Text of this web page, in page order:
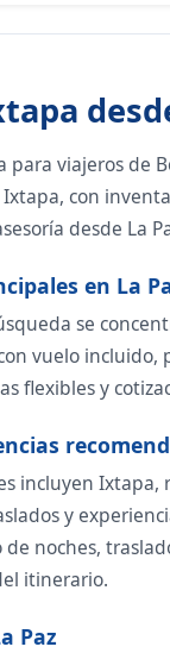
para viajeros de
con
desde La
en La
se
vuelo incluido,
flexibles y
incluyen Ixtapa,
y
noches,
itinerario.
Paz